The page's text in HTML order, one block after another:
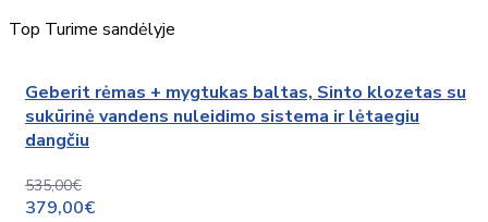
Top Turime sandėlyje
Geberit rėmas + mygtukas baltas, Sinto klozetas su
sukūrinė vandens nuleidimo sistema ir lėtaegiu
dangčiu
535,00€
379,00€